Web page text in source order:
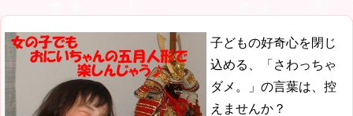
子どもの好奇心を閉じ
込める、「さわっちゃ
ダメ。」の言葉は、控
えませんか？